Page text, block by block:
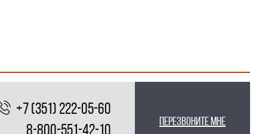
+7 (351) 222-05-60
8-800-551-42-10 перезвоните мне